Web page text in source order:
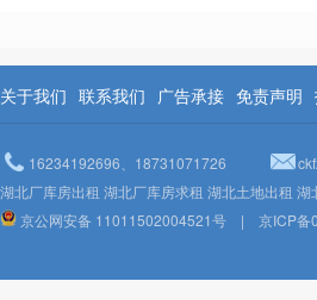
关于我们 联系我们 广告承接 免责声明
16234192696、18731071726
湖北厂库房出租 湖北厂库房求租 湖北土地出租
京公网安备 11011502004521号 | 京ICP备